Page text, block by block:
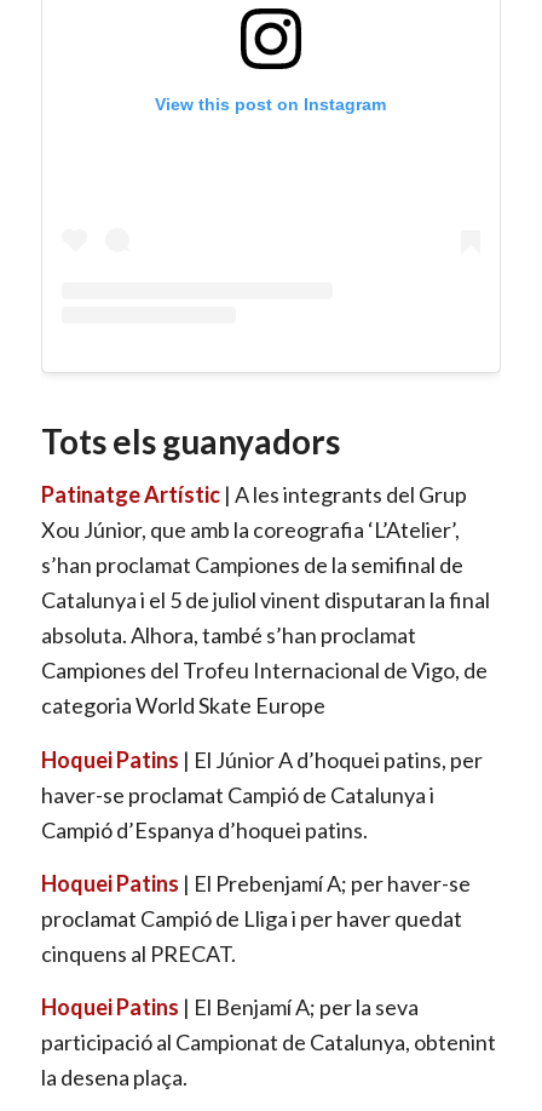
View this post on Instagram
Tots els guanyadors
Patinatge Artístic | A les integrants del Grup
Xou Júnior, que amb la coreografia ‘L’Atelier’,
s’han proclamat Campiones de la semifinal de
Catalunya i el 5 de juliol vinent disputaran la final
absoluta. Alhora, també s’han proclamat
Campiones del Trofeu Internacional de Vigo, de
categoria World Skate Europe
Hoquei Patins | El Júnior A d’hoquei patins, per
haver-se proclamat Campió de Catalunya i
Campió d’Espanya d’hoquei patins.
Hoquei Patins | El Prebenjamí A; per haver-se
proclamat Campió de Lliga i per haver quedat
cinquens al PRECAT.
Hoquei Patins | El Benjamí A; per la seva
participació al Campionat de Catalunya, obtenint
la desena plaça.